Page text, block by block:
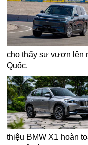
cho thấy sự vươn lên
Quốc.
thiệu BMW X1 hoàn